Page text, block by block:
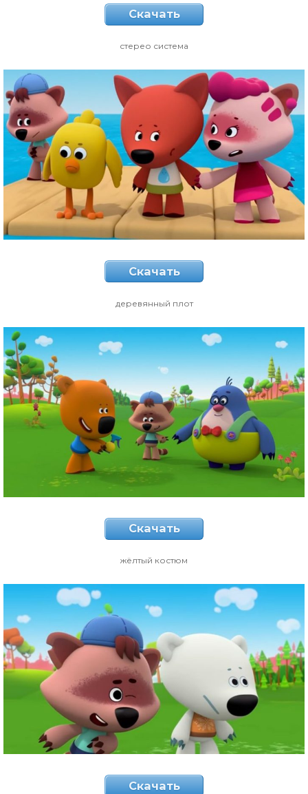
Скачать
стерео система
Скачать
деревянный плот
Скачать
жёлтый костюм
Скачать